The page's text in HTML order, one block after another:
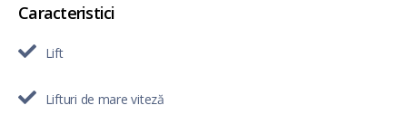
Caracteristici
Lift
Lifturi de mare viteză